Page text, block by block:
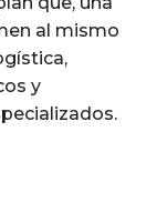
al mismo
y